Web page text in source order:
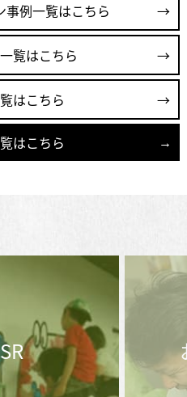
事例一覧はこちら
覧はこちら
はこちら
はこちら
問合せ後の
流れ